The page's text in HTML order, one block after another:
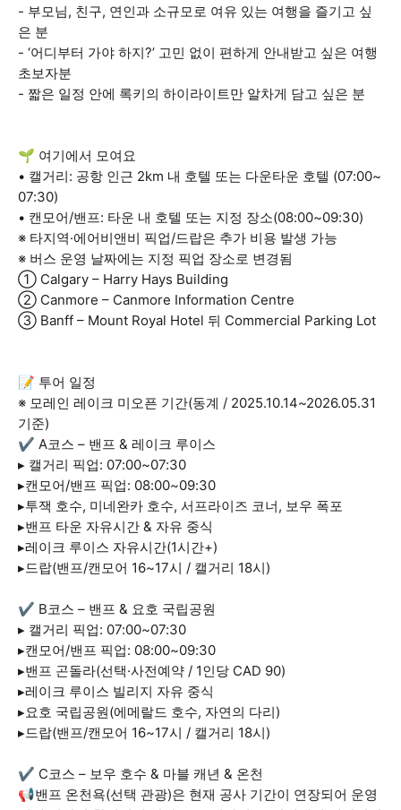
- 부모님, 친구, 연인과 소규모로 여유 있는 여행을 즐기고 싶
은 분
- ‘어디부터 가야 하지?’ 고민 없이 편하게 안내받고 싶은 여행
초보자분
- 짧은 일정 안에 록키의 하이라이트만 알차게 담고 싶은 분
🌱 여기에서 모여요
• 캘거리: 공항 인근 2km 내 호텔 또는 다운타운 호텔 (07:00~
07:30)
• 캔모어/밴프: 타운 내 호텔 또는 지정 장소(08:00~09:30)
※ 타지역·에어비앤비 픽업/드랍은 추가 비용 발생 가능
※ 버스 운영 날짜에는 지정 픽업 장소로 변경됨
① Calgary – Harry Hays Building
② Canmore – Canmore Information Centre
③ Banff – Mount Royal Hotel 뒤 Commercial Parking Lot
📝 투어 일정
※ 모레인 레이크 미오픈 기간(동계 / 2025.10.14~2026.05.31
기준)
✔ A코스 – 밴프 & 레이크 루이스
▸ 캘거리 픽업: 07:00~07:30
▸캔모어/밴프 픽업: 08:00~09:30
▸투잭 호수, 미네완카 호수, 서프라이즈 코너, 보우 폭포
▸밴프 타운 자유시간 & 자유 중식
▸레이크 루이스 자유시간(1시간+)
▸드랍(밴프/캔모어 16~17시 / 캘거리 18시)
✔ B코스 – 밴프 & 요호 국립공원
▸ 캘거리 픽업: 07:00~07:30
▸캔모어/밴프 픽업: 08:00~09:30
▸밴프 곤돌라(선택·사전예약 / 1인당 CAD 90)
▸레이크 루이스 빌리지 자유 중식
▸요호 국립공원(에메랄드 호수, 자연의 다리)
▸드랍(밴프/캔모어 16~17시 / 캘거리 18시)
✔ C코스 – 보우 호수 & 마블 캐년 & 온천
📢밴프 온천욕(선택 관광)은 현재 공사 기간이 연장되어 운영